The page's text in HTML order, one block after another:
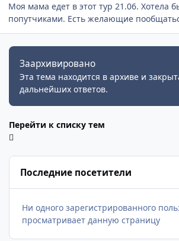
Моя мама едет в этот тур 21.06. Хотела
попутчиками. Есть желающие
Заархивировано
Эта тема находится в архиве и
дальнейших ответов.
Перейти к списку тем
Последние посетители
Ни одного зарегистрированного
просматривает данную страницу